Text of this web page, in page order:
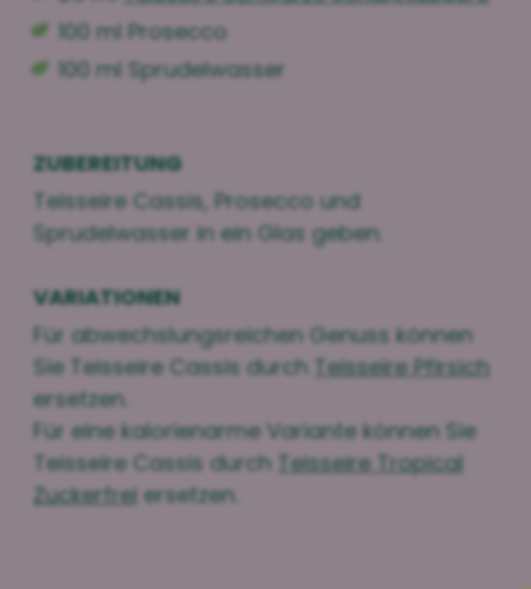
100 ml Prosecco
100 ml Sprudelwasser
ZUBEREITUNG
Teisseire Cassis, Prosecco und
Sprudelwasser in ein Glas geben.
VARIATIONEN
Für abwechslungsreichen Genuss können
Sie Teisseire Cassis durch
Teisseire Pfirsich
ersetzen.
Für eine kalorienarme Variante können Sie
Teisseire Cassis durch
Teisseire Tropical
Zuckerfrei ersetzen.